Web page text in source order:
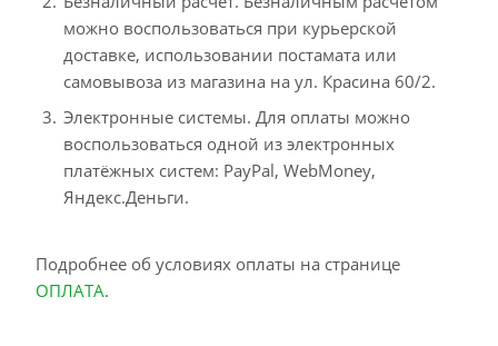
можно воспользоваться при курьерской
доставке, использовании постамата или
самовывоза из магазина на ул. Красина 60/2.
Электронные системы. Для оплаты можно
воспользоваться одной из электронных
платёжных систем: PayPal, WebMoney,
Яндекс.Деньги.
Подробнее об условиях оплаты на странице
ОПЛАТА.